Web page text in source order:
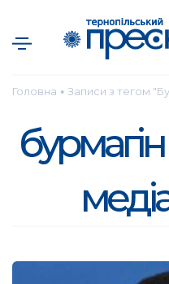
Головна ● Записи з тегом